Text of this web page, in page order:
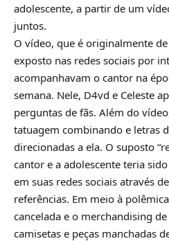
adolescente, a partir de um
juntos.
O vídeo, que é originalmente
exposto nas redes sociais por
acompanhavam o cantor na
semana. Nele, D4vd e Celeste
perguntas de fãs. Além do
tatuagem combinando e letras
direcionadas a ela. O suposto
cantor e a adolescente teria
em suas redes sociais através
referências. Em meio à
cancelada e o merchandising
camisetas e peças manchadas